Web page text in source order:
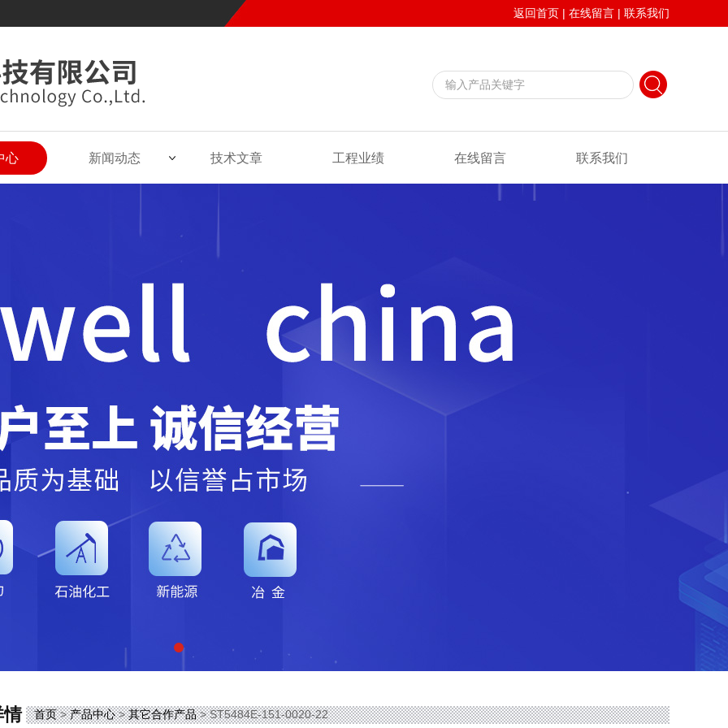
返回首页 | 在线留言 | 联系我们
心 新闻动态 技术文章 工程业绩 在线留言 联系我们
情 首页>产品中心>其它合作产品> ST5484E-151-0020-22